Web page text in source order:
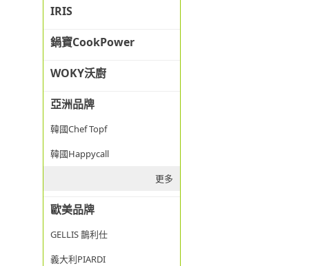
IRIS
鍋寶CookPower
WOKY沃廚
亞洲品牌
韓國Chef Topf
韓國Happycall
更多
歐美品牌
GELLIS 鵲利仕
義大利PIARDI